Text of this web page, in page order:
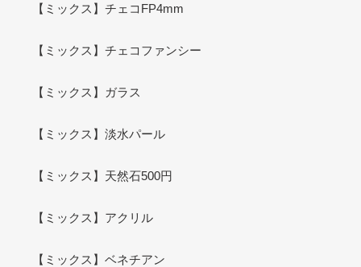
【ミックス】チェコFP4mm
【ミックス】チェコファンシー
【ミックス】ガラス
【ミックス】淡水パール
【ミックス】天然石500円
【ミックス】アクリル
【ミックス】ベネチアン